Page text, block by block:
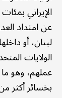
الإيراني
عن امتداد
الولايات
بخسائر أكثر من 4 مليارات دولار كل